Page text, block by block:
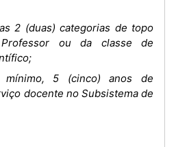
2 (duas) categorias de topo
ou da classe de
5 (cinco) anos de
docente no Subsistema de